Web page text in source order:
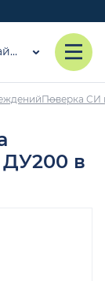
Поверка СИ
в